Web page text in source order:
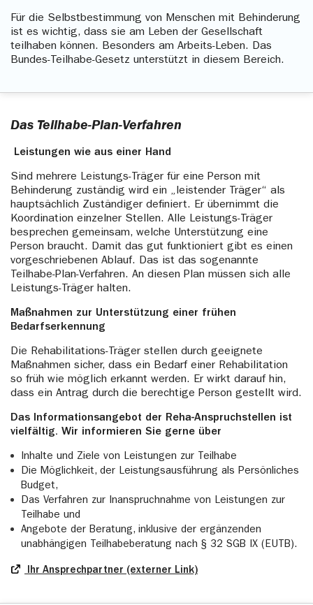
Für die Selbstbestimmung von Menschen mit Behinderung
ist es wichtig, dass sie am Leben der Gesellschaft
teilhaben können. Besonders am Arbeits-Leben. Das
Bundes-Teilhabe-Gesetz unterstützt in diesem Bereich.
Das Teilhabe-Plan-Verfahren
Leistungen wie aus einer Hand
Sind mehrere Leistungs-Träger für eine Person mit
Behinderung zuständig wird ein „leistender Träger“ als
hauptsächlich Zuständiger definiert. Er übernimmt die
Koordination einzelner Stellen. Alle Leistungs-Träger
besprechen gemeinsam, welche Unterstützung eine
Person braucht. Damit das gut funktioniert gibt es einen
vorgeschriebenen Ablauf. Das ist das sogenannte
Teilhabe-Plan-Verfahren. An diesen Plan müssen sich alle
Leistungs-Träger halten.
Maßnahmen zur Unterstützung einer frühen
Bedarfserkennung
Die Rehabilitations-Träger stellen durch geeignete
Maßnahmen sicher, dass ein Bedarf einer Rehabilitation
so früh wie möglich erkannt werden. Er wirkt darauf hin,
dass ein Antrag durch die berechtige Person gestellt wird.
Das Informationsangebot der Reha-Anspruchstellen ist
vielfältig. Wir informieren Sie gerne über
Inhalte und Ziele von Leistungen zur Teilhabe
Die Möglichkeit, der Leistungsausführung als Persönliches
Budget,
Das Verfahren zur Inanspruchnahme von Leistungen zur
Teilhabe und
Angebote der Beratung, inklusive der ergänzenden
unabhängigen Teilhabeberatung nach § 32 SGB IX (EUTB).
Ihr Ansprechpartner (externer Link)